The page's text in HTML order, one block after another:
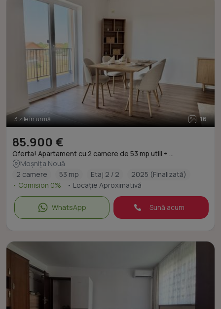
3 zile în urmă 16
85.900 €
Oferta! Apartament cu 2 camere de 53 mp utili + ...
Moșnița Nouă
2 camere
53 mp Etaj 2 / 2
2025 (Finalizată)
• Comision 0%
• Locație Aproximativă
WhatsApp Sună acum